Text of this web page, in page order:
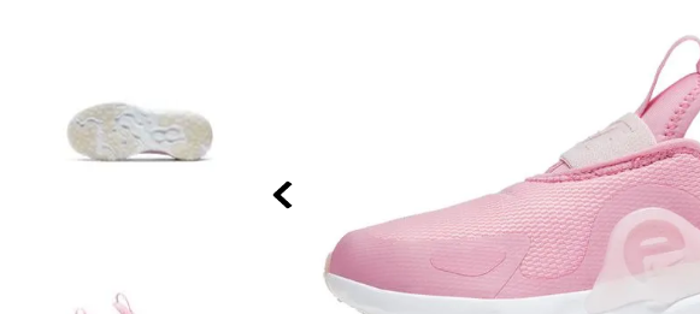
croc
all star
vans
9º
new
10 º chuteira